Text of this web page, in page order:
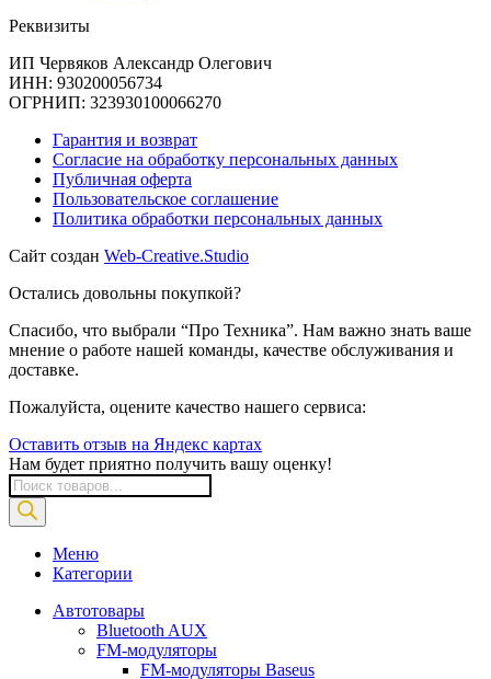
Реквизиты
ИП Червяков Александр Олегович
ИНН: 930200056734
ОГРНИП: 323930100066270
Гарантия и возврат
Согласие на обработку персональных данных
Публичная оферта
Пользовательское соглашение
Политика обработки персональных данных
Сайт создан Web-Creative.Studio
Остались довольны покупкой?
Спасибо, что выбрали “Про Техника”. Нам важно знать ваше
мнение о работе нашей команды, качестве обслуживания и
доставке.
Пожалуйста, оцените качество нашего сервиса:
Оставить отзыв на Яндекс картах
Нам будет приятно получить вашу оценку!
Поиск
товаров
Меню
Категории
Автотовары
Bluetooth AUX
FM-модуляторы
FM-модуляторы Baseus